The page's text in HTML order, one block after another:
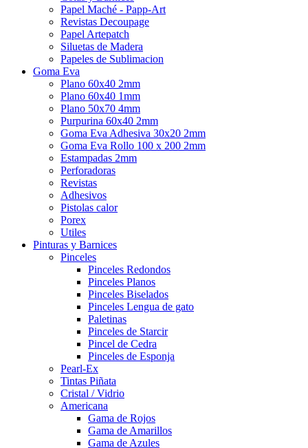
Papel Maché - Papp-Art
Revistas Decoupage
Papel Artepatch
Siluetas de Madera
Papeles de Sublimacion
Goma Eva
Plano 60x40 2mm
Plano 60x40 1mm
Plano 50x70 4mm
Purpurina 60x40 2mm
Goma Eva Adhesiva 30x20 2mm
Goma Eva Rollo 100 x 200 2mm
Estampadas 2mm
Perforadoras
Revistas
Adhesivos
Pistolas calor
Porex
Utiles
Pinturas y Barnices
Pinceles
Pinceles Redondos
Pinceles Planos
Pinceles Biselados
Pinceles Lengua de gato
Paletinas
Pinceles de Starcir
Pincel de Cedra
Pinceles de Esponja
Pearl-Ex
Tintas Piñata
Cristal / Vidrio
Americana
Gama de Rojos
Gama de Amarillos
Gama de Azules